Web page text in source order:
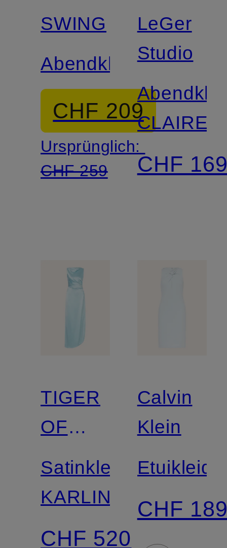
SWING
Abendkleid
CHF 209
Ursprünglich:
CHF 259
LeGer
Studio
CLAIRE
CHF
TIGER
OF
SWEDEN
Satinkleid
KARLIN
CHF 520
Calvin
Klein
Etuikleid
CHF